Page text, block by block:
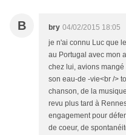
B bry 04/02/2015 18:05
je n'ai connu Luc que
au Portugal avec mon
chez lui, avions
son eau-de -vie<br />
chanson, de la
revu plus tard à
engagement pour
de coeur, de